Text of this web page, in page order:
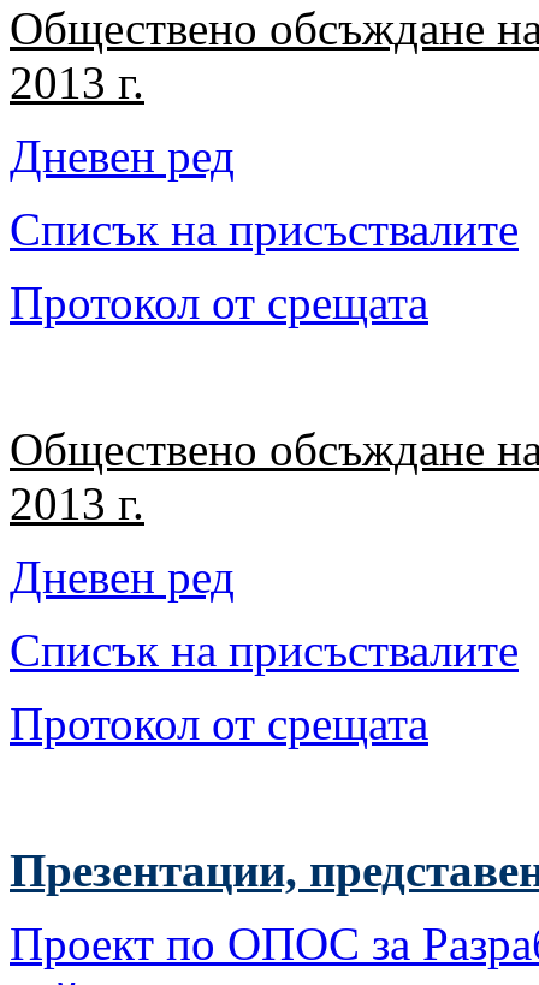
Обществено обсъждане
2013 г.
Дневен ред
Списък на присъствалите
Протокол от срещата
Обществено обсъждане
2013 г.
Дневен ред
Списък на присъствалите
Протокол от срещата
Презентации,
Проект по ОПОС за